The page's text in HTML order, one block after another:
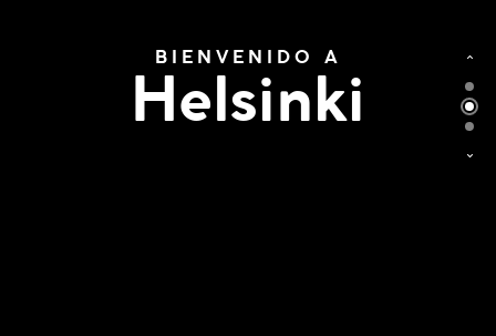
BIENVENIDO A
Helsinki